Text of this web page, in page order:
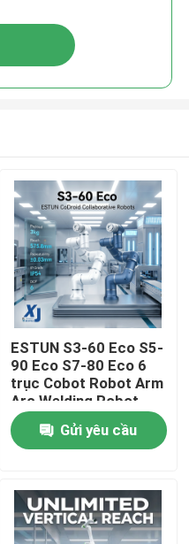
ESTUN S3-60 Eco S5-
90 Eco S7-80 Eco 6
trục Cobot Robot Arm
Arc Welding Robot
hợp tác CNGBS
Positioner hàn
Gửi yêu cầu